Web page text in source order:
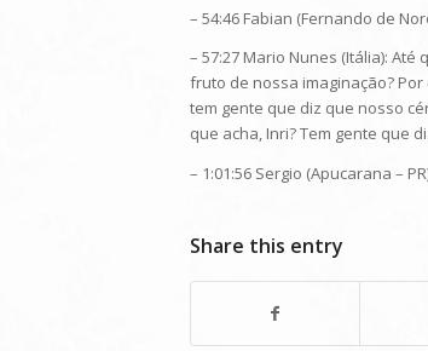
– 54:46 Fabian (Fernando de
– 57:27 Mario Nunes (Itália):
fruto de nossa imaginação?
tem gente que diz que nosso
que acha, Inri? Tem gente que
– 1:01:56 Sergio (Apucarana –
Share this entry